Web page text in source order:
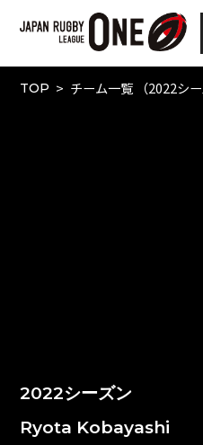
TOP チーム一覧 （2022シー
2022シーズン
Ryota Kobayashi